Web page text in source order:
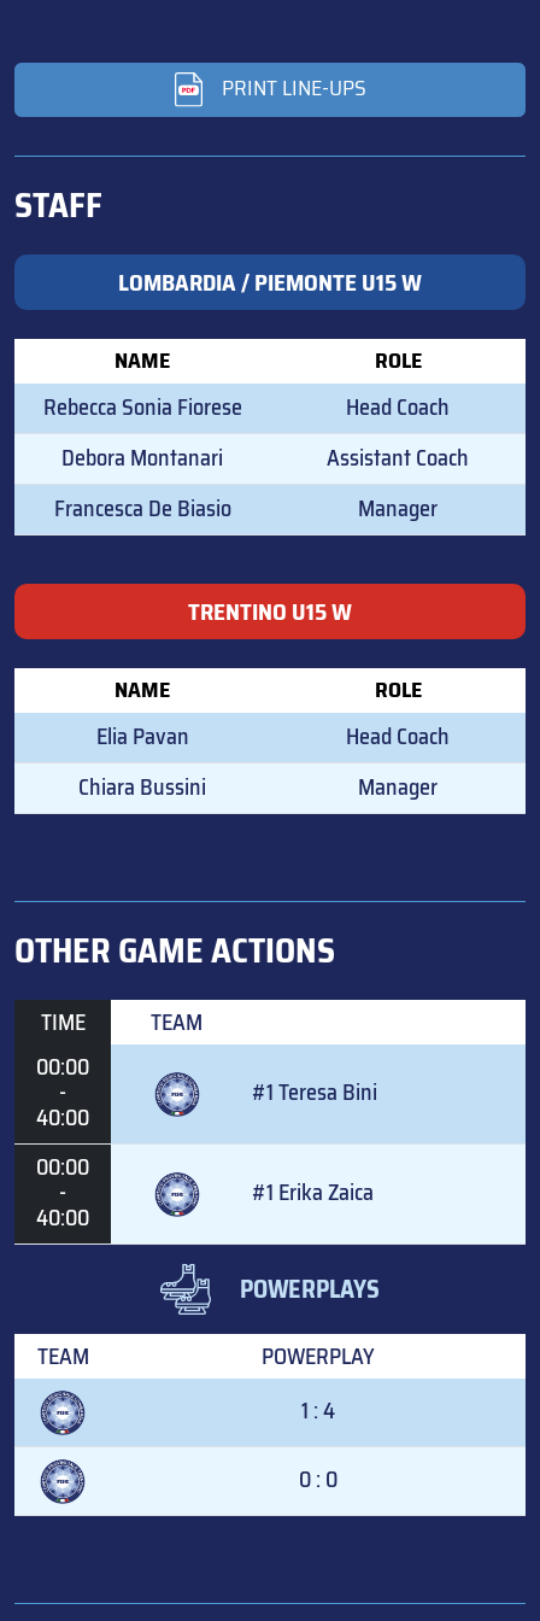
PRINT LINE-UPS
STAFF
LOMBARDIA / PIEMONTE U15 W
NAME ROLE
Rebecca Sonia Fiorese
Head Coach
Debora Montanari
Assistant Coach
Francesca De Biasio
Manager
TRENTINO U15 W
NAME ROLE
Elia Pavan
Head Coach
Chiara Bussini
Manager
OTHER GAME ACTIONS
TIME
TEAM
00:00
-
40:00
#1 Teresa Bini
00:00
-
40:00
#1 Erika Zaica
POWERPLAYS
TEAM
POWERPLAY
1 : 4
0 : 0